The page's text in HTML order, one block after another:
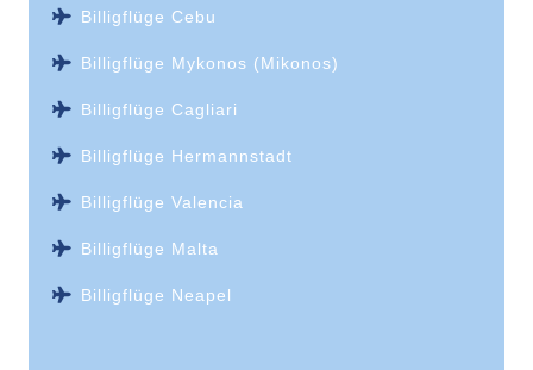
Billigflüge Cebu
Billigflüge Mykonos (Mikonos)
Billigflüge Cagliari
Billigflüge Hermannstadt
Billigflüge Valencia
Billigflüge Malta
Billigflüge Neapel